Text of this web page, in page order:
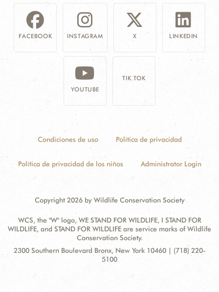
FACEBOOK INSTAGRAM X LINKEDIN
YOUTUBE
TIK TOK
Condiciones de uso Política de privacidad
Política de privacidad de los niños Administrator Login
Copyright 2026 by Wildlife Conservation Society
WCS, the "W" logo, WE STAND FOR WILDLIFE, I STAND FOR
WILDLIFE, and STAND FOR WILDLIFE are service marks of Wildlife
Conservation Society.
Contact
Address:
2300 Southern Boulevard Bronx, New York 10460 | (718) 220-
5100